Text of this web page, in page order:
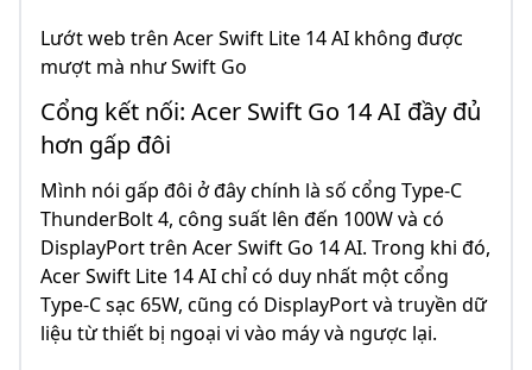
Lướt web trên Acer Swift Lite 14 AI không được
mượt mà như Swift Go
Cổng kết nối: Acer Swift Go 14 AI đầy đủ
hơn gấp đôi
Mình nói gấp đôi ở đây chính là số cổng Type-C
ThunderBolt 4, công suất lên đến 100W và có
DisplayPort trên Acer Swift Go 14 AI. Trong khi đó,
Acer Swift Lite 14 AI chỉ có duy nhất một cổng
Type-C sạc 65W, cũng có DisplayPort và truyền dữ
liệu từ thiết bị ngoại vi vào máy và ngược lại.